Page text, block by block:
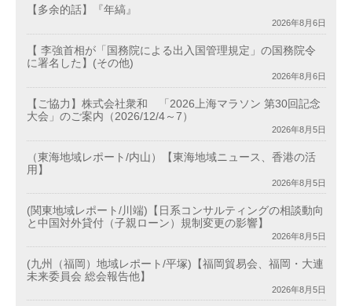
【多余的話】『年縞』
2026年8月6日
【 李強首相が「国務院による出入国管理規定」の国務院令
に署名した】(その他)
2026年8月6日
【ご協力】株式会社衆和 「2026上海マラソン 第30回記念
大会」のご案内（2026/12/4～7）
2026年8月5日
（東海地域レポート/内山）【東海地域ニュース、香港の活
用】
2026年8月5日
(関東地域レポート/川端)【日系コンサルティングの相談動向
と中国対外貸付（子親ローン）規制変更の影響】
2026年8月5日
(九州（福岡）地域レポート/平塚)【福岡貿易会、福岡・大連
未来委員会 総会報告他】
2026年8月5日